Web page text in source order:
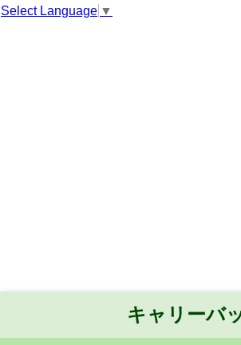
Select Language ▼
キャリーバ